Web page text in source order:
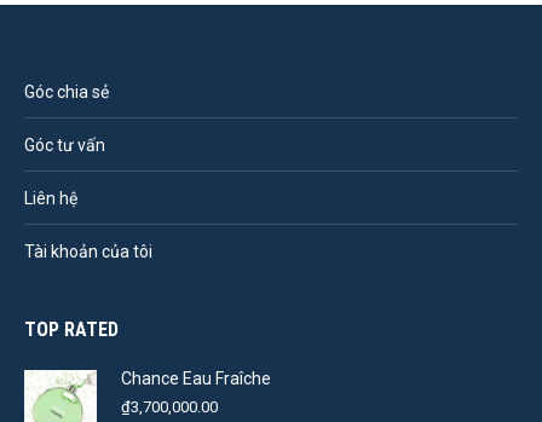
Góc chia sẻ
Góc tư vấn
Liên hệ
Tài khoản của tôi
TOP RATED
Chance Eau Fraîche
₫3,700,000.00